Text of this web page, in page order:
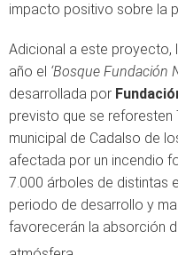
impacto positivo sobre la
Adicional a este proyecto,
año el ‘Bosque Fundación
desarrollada por
previsto que se reforesten
municipal de Cadalso de
afectada por un incendio
7.000 árboles de distintas
periodo de desarrollo y
favorecerán la absorción